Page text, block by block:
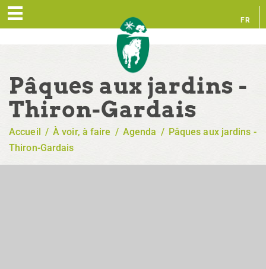
FR
Pâques aux jardins -
Thiron-Gardais
Accueil / À voir, à faire / Agenda / Pâques aux jardins -
Thiron-Gardais